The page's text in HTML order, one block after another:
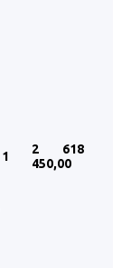
1
2 618
450,00